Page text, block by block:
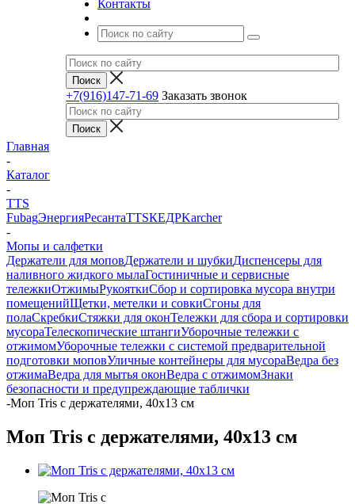
Контакты
+7(916)147-71-69 Заказать звонок
Главная
-
Каталог
-
TTS
FubagЭнергияРесантаTTSКЕДРKarcher
-
Мопы и салфетки
Держатели для моповДержатели и шубкиДиспенсеры для
наливного жидкого мылаГостиничные и сервисные
тележкиОтжимыРукояткиСбор и сортировка мусора внутри
помещенийЩетки, метелки и совкиСгоны для
полаСкребкиСтяжки для оконТележки для сбора и сортировки
мусораТелескопические штангиУборочные тележки с
отжимомУборочные тележки с системой предварительной
подготовки моповУличные контейнеры для мусораВедра без
отжимаВедра для мытья оконВедра с отжимомЗнаки
безопасности и предупреждающие таблички
-Моп Tris с держателями, 40х13 см
Моп Tris с держателями, 40х13 см